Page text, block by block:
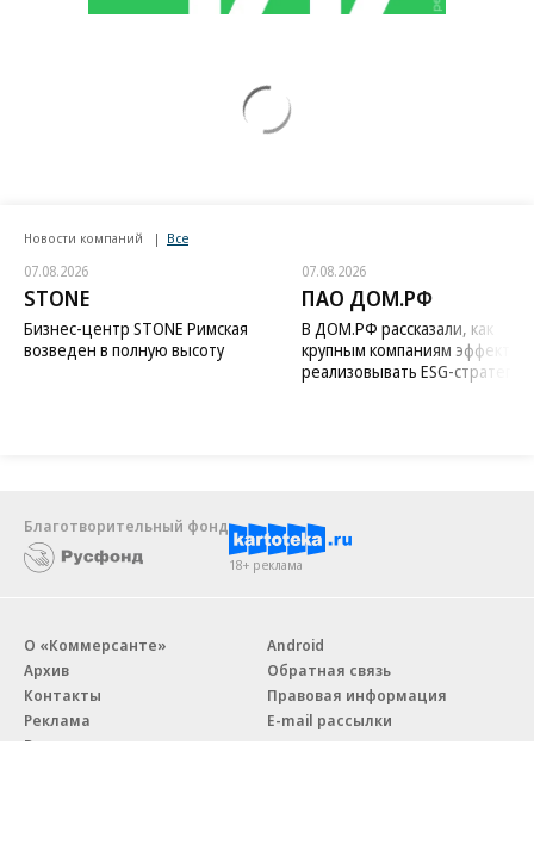
Новости компаний Все
07.08.2026
STONE
Бизнес-центр STONE Римская
возведен в полную высоту
07.08.2026
ПАО ДОМ.РФ
В ДОМ.РФ рассказали, как
крупным компаниям
реализовывать ESG-стратегию
Благотворительный фонд
18+ реклама
О «Коммерсанте»
Архив
Контакты
Реклама
Вакансии
Android
Обратная связь
Правовая информация
E-mail рассылки